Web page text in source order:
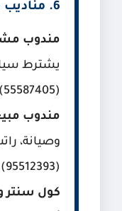
6. مناديب مبيعات ومشتريات
مندوب
يشترط
(55587405)
مندوب
وصيانة،
(95512393)
كول سنتر